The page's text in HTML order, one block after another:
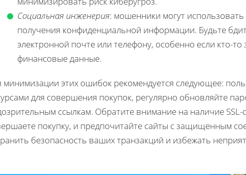
Социальная инженерия: мошенники могут
получения конфиденциальной информации. Будьте
электронной почте или телефону, особенно если кто-
финансовые данные.
минимизации этих ошибок рекомендуется следующее:
для совершения покупок, регулярно обновляйте
ссылкам. Обратите внимание на наличие SSL-
покупку, и предпочитайте сайты с защищенным
безопасность ваших транзакций и избежать